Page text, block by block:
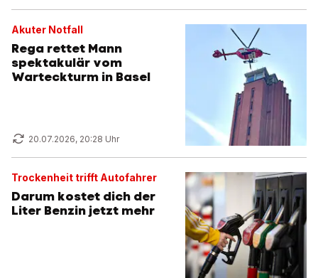
Akuter Notfall
Rega rettet Mann
spektakulär vom
Warteckturm in Basel
20.07.2026, 20:28 Uhr
Trockenheit trifft Autofahrer
Darum kostet dich der
Liter Benzin jetzt mehr